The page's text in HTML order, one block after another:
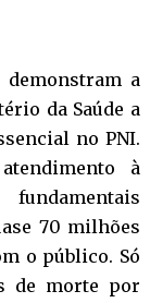
demonstram a
da Saúde a
no PNI.
à
70 milhões
o público. Só
de morte por